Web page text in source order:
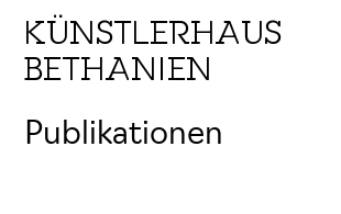
KÜNSTLERHAUS
BETHANIEN
Publikationen